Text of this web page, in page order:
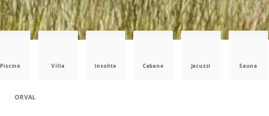
Piscine Villa Insolite Cabane Jacuzzi Sauna
ORVAL